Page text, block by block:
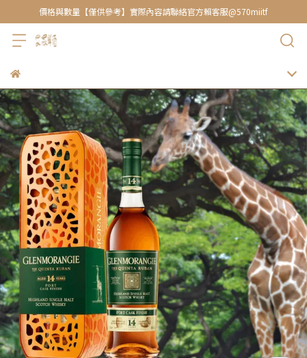
價格與數量【僅供參考】實際內容請聯絡官方賴客服@570miitf